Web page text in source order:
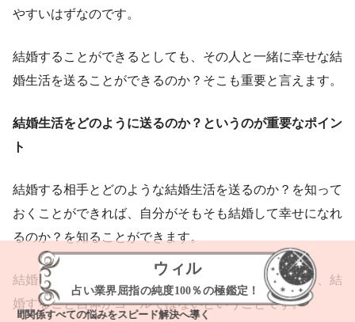
やすいはずなのです。
結婚することができるとしても、その人と一緒に幸せな結
婚生活を送ることができるのか？そこも重要と言えます。
結婚生活をどのように送るのか？というのが重要なポイン
ト
結婚する相手とどのような結婚生活を送るのか？を知って
おくことができれば、自分がそもそも結婚して幸せになれ
るのか？を知ることができます。
結婚をしても絶対に幸せになれるとは限りませんから、結
婚すること自体がゴールではないということです。
ウィル
占い業界屈指の純度100％の極鑑定！
係すべての悩みをスピード解決へ導く